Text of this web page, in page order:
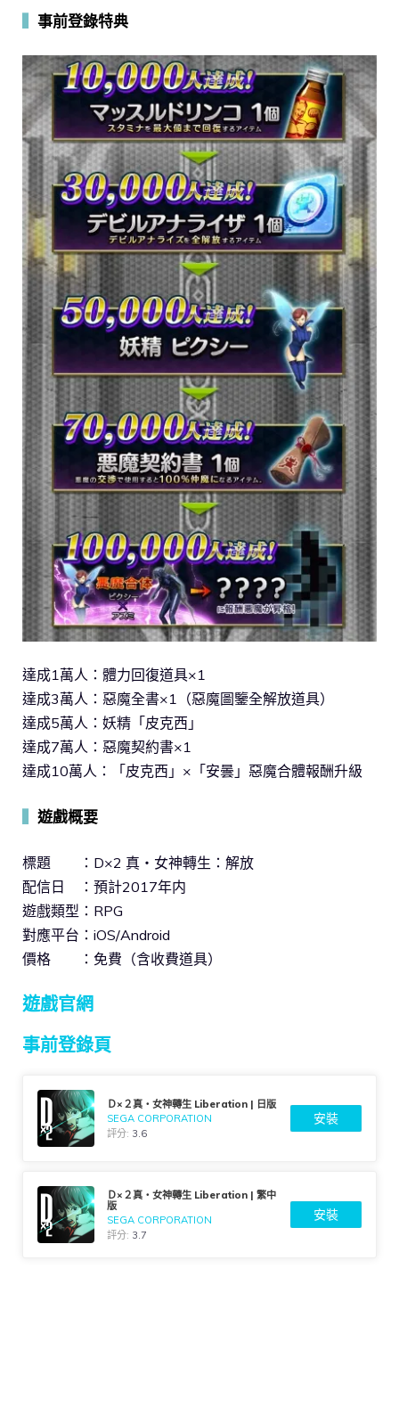
事前登錄特典
達成1萬人：體力回復道具×1
達成3萬人：惡魔全書×1（惡魔圖鑒全解放道具）
達成5萬人：妖精「皮克西」
達成7萬人：惡魔契約書×1
達成10萬人：「皮克西」×「安曇」惡魔合體報酬升級
遊戲概要
標題 ：D×2 真・女神轉生：解放
配信日 ：預計2017年内
遊戲類型：RPG
對應平台：iOS/Android
價格 ：免費（含收費道具）
遊戲官網
事前登錄頁
Ｄ×２真・女神轉生 Liberation | 日版
SEGA CORPORATION
評分: 3.6
安裝
Ｄ×２真・女神轉生 Liberation | 繁中
版
SEGA CORPORATION
評分: 3.7
安裝